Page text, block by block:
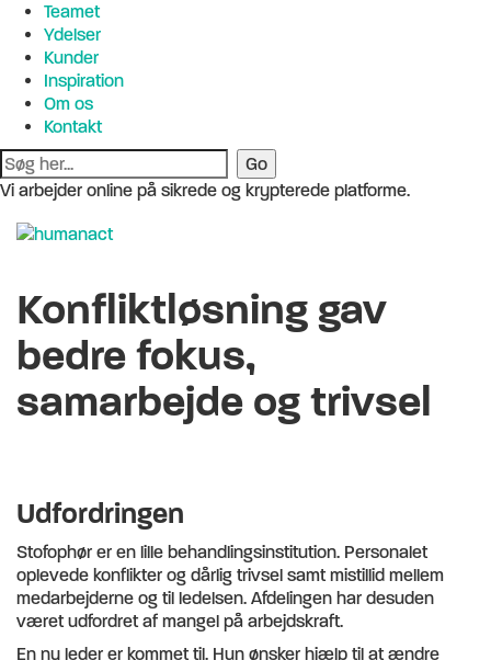
Teamet
Ydelser
Kunder
Inspiration
Om os
Kontakt
Vi arbejder online på sikrede og krypterede platforme.
Konfliktløsning gav
bedre fokus,
samarbejde og trivsel
Udfordringen
Stofophør er en lille behandlingsinstitution. Personalet
oplevede konflikter og dårlig trivsel samt mistillid mellem
medarbejderne og til ledelsen. Afdelingen har desuden
været udfordret af mangel på arbejdskraft.
En ny leder er kommet til. Hun ønsker hjælp til at ændre